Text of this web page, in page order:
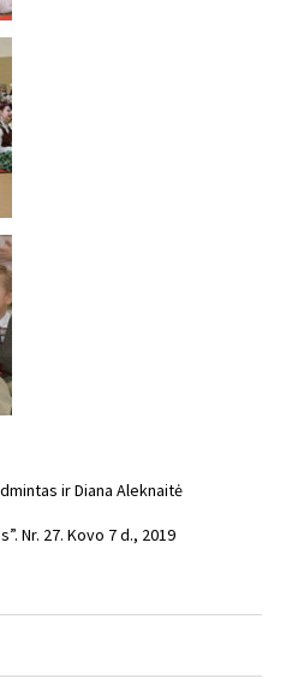
ir Diana Aleknaitė
Nr. 27. Kovo 7 d., 2019